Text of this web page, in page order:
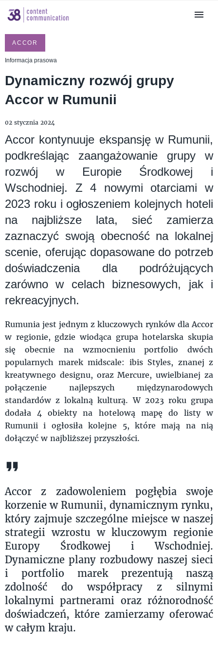
ACCOR
Informacja prasowa
Dynamiczny rozwój grupy
Accor w Rumunii
02 stycznia 2024
Accor kontynuuje ekspansję w Rumunii,
podkreślając zaangażowanie grupy w
rozwój w Europie Środkowej i
Wschodniej. Z 4 nowymi otarciami w
2023 roku i ogłoszeniem kolejnych hoteli
na najbliższe lata, sieć zamierza
zaznaczyć swoją obecność na lokalnej
scenie, oferując dopasowane do potrzeb
doświadczenia dla podróżujących
zarówno w celach biznesowych, jak i
rekreacyjnych.
Rumunia jest jednym z kluczowych rynków dla Accor
w regionie, gdzie wiodąca grupa hotelarska skupia
się obecnie na wzmocnieniu portfolio dwóch
popularnych marek midscale: ibis Styles, znanej z
kreatywnego designu, oraz Mercure, uwielbianej za
połączenie najlepszych międzynarodowych
standardów z lokalną kulturą. W 2023 roku grupa
dodała 4 obiekty na hotelową mapę do listy w
Rumunii i ogłosiła kolejne 5, które mają na nią
dołączyć w najbliższej przyszłości.
Accor z zadowoleniem pogłębia swoje
korzenie w Rumunii, dynamicznym rynku,
który zajmuje szczególne miejsce w naszej
strategii wzrostu w kluczowym regionie
Europy Środkowej i Wschodniej.
Dynamiczne plany rozbudowy naszej sieci
i portfolio marek prezentują naszą
zdolność do współpracy z silnymi
lokalnymi partnerami oraz różnorodność
doświadczeń, które zamierzamy oferować
w całym kraju.